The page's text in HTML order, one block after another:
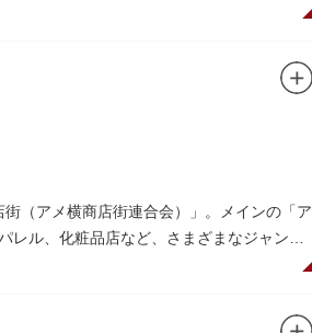
（アメ横商店街連合会）」。メインの「ア
レル、化粧品店など、さまざまなジャンル